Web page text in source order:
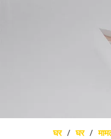
घर / घर /